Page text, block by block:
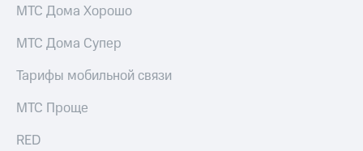
Рынок
Описание
Программа
Порядок
выкупа
МТС Дома Хорошо
МТС Дома Супер
Тарифы мобильной связи
МТС Проще
RED